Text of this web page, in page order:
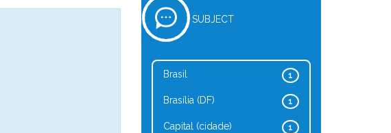
SUBJECT
1
Brasil
1
Brasília (DF)
1
Capital (cidade)